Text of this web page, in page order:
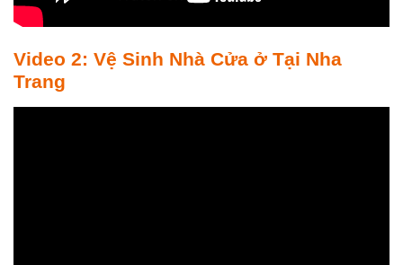
Video 2: Vệ Sinh Nhà Cửa ở Tại Nha
Trang